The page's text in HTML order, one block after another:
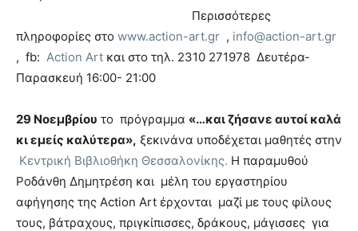
Περισσότερες
πληροφορίες στο www.action-art.gr , info@action-art.gr
, fb: Αction Art και στο τηλ. 2310 271978 Δευτέρα-
Παρασκευή 16:00- 21:00
29 Νοεμβρίου το πρόγραμμα «…και ζήσανε αυτοί καλά
κι εμείς καλύτερα», ξεκινάνα υποδέχεται μαθητές στην
Κεντρική Βιβλιοθήκη Θεσσαλονίκης. Η παραμυθού
Ροδάνθη Δημητρέση και μέλη του εργαστηρίου
αφήγησης της Action Art έρχονται μαζί με τους φίλους
τους, βάτραχους, πριγκίπισσες, δράκους, μάγισσες για